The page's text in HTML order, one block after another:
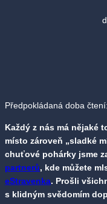
Předpokládaná doba čtení:
Každý z nás má nějaké
místo zároveň „sladké
chuťové pohárky jsme
partnerů, kde můžete
eStravenka. Prošli
s klidným svědomím